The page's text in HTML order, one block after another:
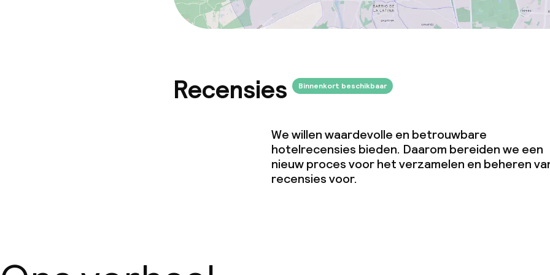
Recensies Binnenkort beschikbaar
We willen waardevolle en betrouwbare
hotelrecensies bieden. Daarom bereiden we een
nieuw proces voor het verzamelen en beheren
recensies voor.